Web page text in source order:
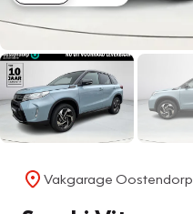
Vakgarage Oostendorp